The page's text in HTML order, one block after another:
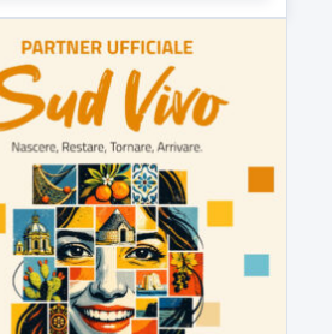
del Carro ancora in forse,
continuiamo a lavorare
comunale alla Cultura di
Eclano, Raffaella Rita